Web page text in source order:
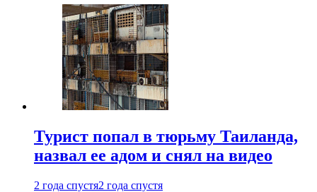
Турист попал в тюрьму Таиланда,
назвал ее адом и снял на видео
2 года спустя2 года спустя